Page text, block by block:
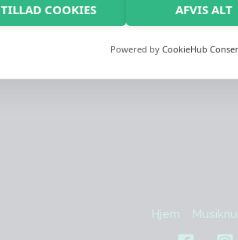
Hjem
TILLAD COOKIES AFVIS ALT
Powered by CookieHub